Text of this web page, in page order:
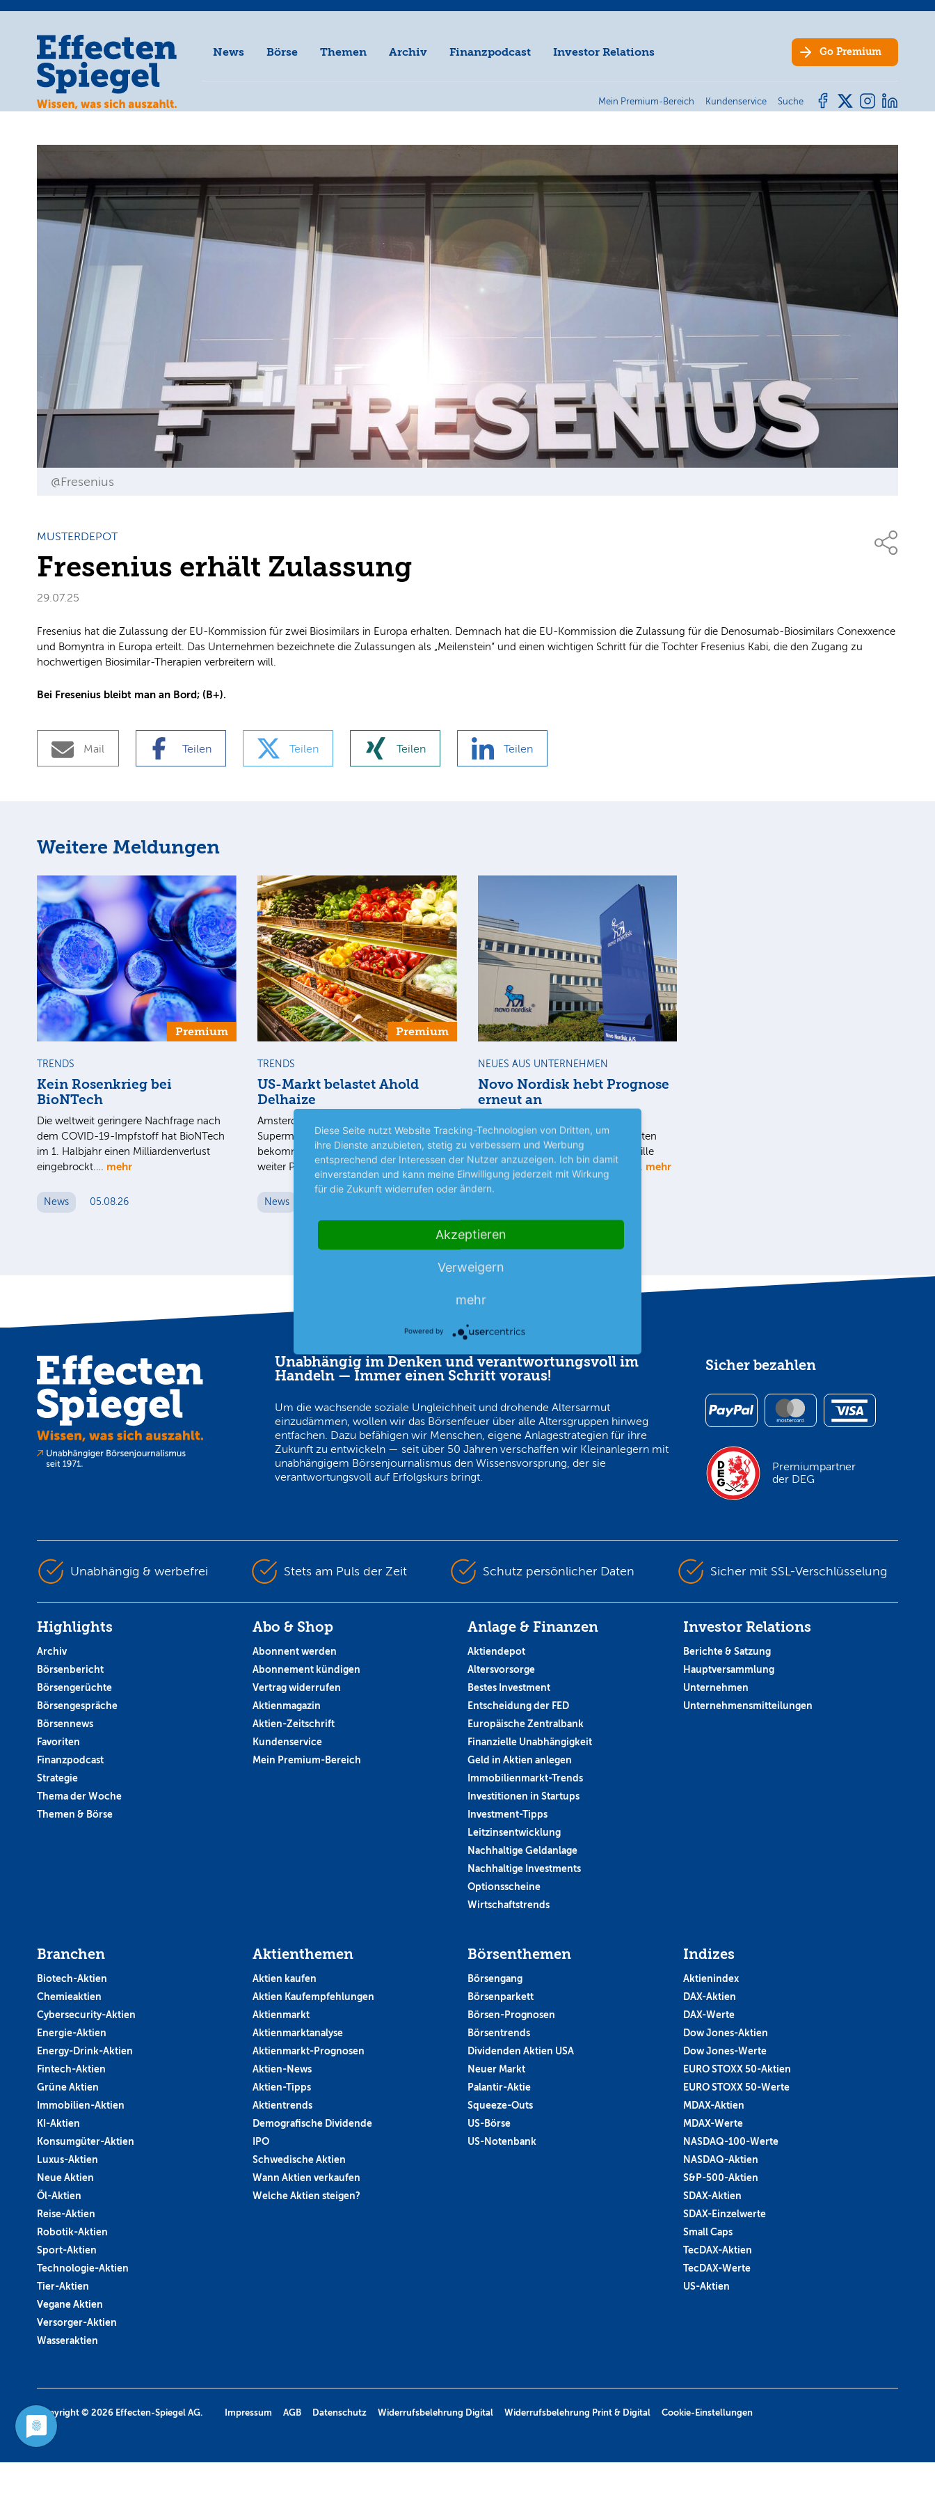
News Börse Themen Archiv Finanzpodcast Investor Relations Go Premium
Mein Premium-Bereich Kundenservice Suche
@Fresenius
MUSTERDEPOT
Fresenius erhält Zulassung
29.07.25
Fresenius hat die Zulassung der EU-Kommission für zwei Biosimilars in Europa erhalten. Demnach hat die EU-Kommission die Zulassung für die Denosumab-Biosimilars Conexxence
und Bomyntra in Europa erteilt. Das Unternehmen bezeichnete die Zulassungen als „Meilenstein“ und einen wichtigen Schritt für die Tochter Fresenius Kabi, die den Zugang zu
hochwertigen Biosimilar-Therapien verbreitern will.
Bei Fresenius bleibt man an Bord; (B+).
Mail Teilen Teilen Teilen Teilen
Weitere Meldungen
Premium
TRENDS
Kein Rosenkrieg bei
BioNTech
Die weltweit geringere Nachfrage nach
dem COVID-19-Impfstoff hat BioNTech
im 1. Halbjahr einen Milliardenverlust
eingebrockt.… mehr
News 05.08.26
Premium
TRENDS
US-Markt belastet Ahold
Delhaize
Amsterdam – Der niederländische
Supermarktbetreiber Ahold Delhaize
bekommt im schwierigen US-Markt
weiter Preisdruck zu spüren.…mehr
News
NEUES AUS UNTERNEHMEN
Novo Nordisk hebt Prognose
erneut an
Pharmakonzern hat wegen des guten
Marktstarts der Wegovy-Abnehmpille
erneut seine Prognose erhöht. So… mehr
Unabhängig im Denken und verantwortungsvoll im
Handeln — Immer einen Schritt voraus!
Um die wachsende soziale Ungleichheit und drohende Altersarmut
einzudämmen, wollen wir das Börsenfeuer über alle Altersgruppen hinweg
entfachen. Dazu befähigen wir Menschen, eigene Anlagestrategien für ihre
Zukunft zu entwickeln — seit über 50 Jahren verschaffen wir Kleinanlegern mit
unabhängigem Börsenjournalismus den Wissensvorsprung, der sie
verantwortungsvoll auf Erfolgskurs bringt.
Sicher bezahlen
Premiumpartner
der DEG
Unabhängig & werbefrei Stets am Puls der Zeit Schutz persönlicher Daten Sicher mit SSL-Verschlüsselung
Highlights
Archiv
Börsenbericht
Börsengerüchte
Börsengespräche
Börsennews
Favoriten
Finanzpodcast
Strategie
Thema der Woche
Themen & Börse
Abo & Shop
Abonnent werden
Abonnement kündigen
Vertrag widerrufen
Aktienmagazin
Aktien-Zeitschrift
Kundenservice
Mein Premium-Bereich
Anlage & Finanzen
Aktiendepot
Altersvorsorge
Bestes Investment
Entscheidung der FED
Europäische Zentralbank
Finanzielle Unabhängigkeit
Geld in Aktien anlegen
Immobilienmarkt-Trends
Investitionen in Startups
Investment-Tipps
Leitzinsentwicklung
Nachhaltige Geldanlage
Nachhaltige Investments
Optionsscheine
Wirtschaftstrends
Investor Relations
Berichte & Satzung
Hauptversammlung
Unternehmen
Unternehmensmitteilungen
Branchen
Biotech-Aktien
Chemieaktien
Cybersecurity-Aktien
Energie-Aktien
Energy-Drink-Aktien
Fintech-Aktien
Grüne Aktien
Immobilien-Aktien
KI-Aktien
Konsumgüter-Aktien
Luxus-Aktien
Neue Aktien
Öl-Aktien
Reise-Aktien
Robotik-Aktien
Sport-Aktien
Technologie-Aktien
Tier-Aktien
Vegane Aktien
Versorger-Aktien
Wasseraktien
Aktienthemen
Aktien kaufen
Aktien Kaufempfehlungen
Aktienmarkt
Aktienmarktanalyse
Aktienmarkt-Prognosen
Aktien-News
Aktien-Tipps
Aktientrends
Demografische Dividende
IPO
Schwedische Aktien
Wann Aktien verkaufen
Welche Aktien steigen?
Börsenthemen
Börsengang
Börsenparkett
Börsen-Prognosen
Börsentrends
Dividenden Aktien USA
Neuer Markt
Palantir-Aktie
Squeeze-Outs
US-Börse
US-Notenbank
Indizes
Aktienindex
DAX-Aktien
DAX-Werte
Dow Jones-Aktien
Dow Jones-Werte
EURO STOXX 50-Aktien
EURO STOXX 50-Werte
MDAX-Aktien
MDAX-Werte
NASDAQ-100-Werte
NASDAQ-Aktien
S&P-500-Aktien
SDAX-Aktien
SDAX-Einzelwerte
Small Caps
TecDAX-Aktien
TecDAX-Werte
US-Aktien
Copyright © 2026 Effecten-Spiegel AG. Impressum AGB Datenschutz Widerrufsbelehrung Digital Widerrufsbelehrung Print & Digital Cookie-Einstellungen
Diese Seite nutzt Website Tracking-Technologien von Dritten, um
ihre Dienste anzubieten, stetig zu verbessern und Werbung
entsprechend der Interessen der Nutzer anzuzeigen. Ich bin damit
einverstanden und kann meine Einwilligung jederzeit mit Wirkung
für die Zukunft widerrufen oder ändern.
Akzeptieren
Verweigern
mehr
Powered by